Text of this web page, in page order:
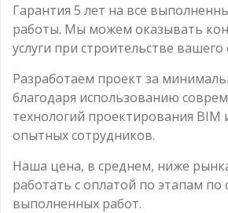
Гарантия 5 лет на все
работы. Мы можем оказывать
услуги при строительстве вашего
Разработаем проект за
благодаря использованию
технологий проектирования BIM
опытных сотрудников.
Наша цена, в среднем, ниже
работать с оплатой по этапам по
выполненных работ.